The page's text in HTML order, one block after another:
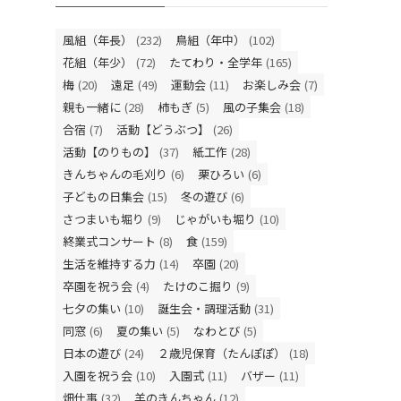
風組（年長） (232) 鳥組（年中）
(102)
花組（年少）
(72) たてわり・全学年 (165)
梅 (20) 遠足 (49) 運動会 (11) お楽しみ会 (7)
親も一緒に (28) 柿もぎ (5) 風の子集会 (18)
合宿 (7) 活動【どうぶつ】
(26)
活動【のりもの】
(37) 紙工作 (28)
きんちゃんの毛刈り (6) 栗ひろい (6)
子どもの日集会 (15) 冬の遊び (6)
さつまいも堀り (9) じゃがいも堀り (10)
終業式コンサート (8) 食 (159)
生活を維持する力 (14) 卒園 (20)
卒園を祝う会 (4) たけのこ掘り (9)
七夕の集い (10) 誕生会・調理活動 (31)
同窓 (6) 夏の集い (5) なわとび (5)
日本の遊び (24) ２歳児保育（たんぽぽ）
(18)
入園を祝う会 (10) 入園式 (11) バザー (11)